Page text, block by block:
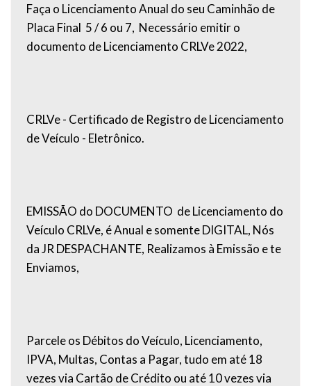
Faça o Licenciamento Anual do seu Caminhão de
Placa Final 5 / 6 ou 7, Necessário emitir o
documento de Licenciamento CRLVe 2022,
CRLVe - Certificado de Registro de Licenciamento
de Veículo - Eletrônico.
EMISSÃO do DOCUMENTO de Licenciamento do
Veículo CRLVe, é Anual e somente DIGITAL, Nós
da JR DESPACHANTE, Realizamos à Emissão e te
Enviamos,
Parcele os Débitos do Veículo, Licenciamento,
IPVA, Multas, Contas a Pagar, tudo em até 18
vezes via Cartão de Crédito ou até 10 vezes via